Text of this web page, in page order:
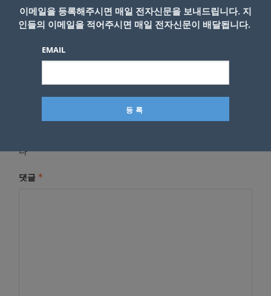
- Copyright © KNEWSLA.COM, 무단 전재 및 재배포 금지
다
댓글 *
이메일을 등록해주시면 매일 전자신문을 보내드립니다. 지
인들의 이메일을 적어주시면 매일 전자신문이 배달됩니다.
EMAIL